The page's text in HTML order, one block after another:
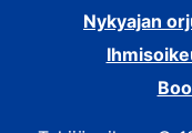
Nykyajan